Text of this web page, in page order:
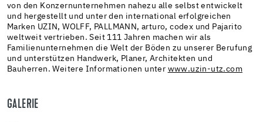
von den Konzernunternehmen nahezu alle selbst entwickelt
und hergestellt und unter den international erfolgreichen
Marken UZIN, WOLFF, PALLMANN, arturo, codex und Pajarito
weltweit vertrieben. Seit 111 Jahren machen wir als
Familienunternehmen die Welt der Böden zu unserer Berufung
und unterstützen Handwerk, Planer, Architekten und
Bauherren. Weitere Informationen unter www.uzin-utz.com
GALERIE